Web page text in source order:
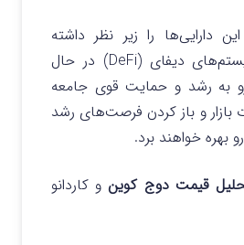
دارایی‌ها را زیر نظر داشته
باشند زیرا از اکوسیستم‌های دیفای (DeFi) در حال
به رشد و حمایت قوی جامعه
بازار و باز کردن فرصت‌های رشد
بهره خواهند برد.
قیمت دوج کوینو کاردانو